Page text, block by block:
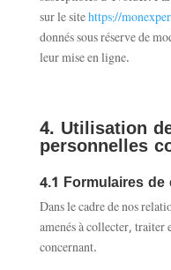
sur le sitehttps://
donnés sous réserve de
leur mise en ligne.
4. Utilisation
personnelles
4.1 Formulaires
Dans le cadre de nos
amenés à collecter,
concernant.